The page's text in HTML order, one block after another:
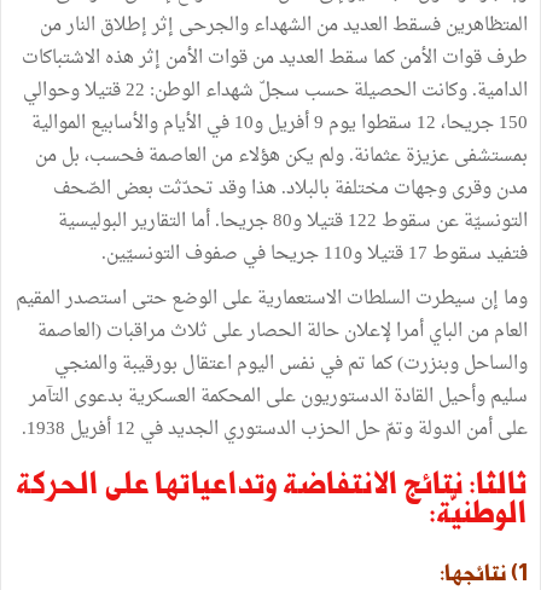
المتظاهرين فسقط العديد من الشهداء والجرحى إثر إطلاق النار من
طرف قوات الأمن كما سقط العديد من قوات الأمن إثر هذه الاشتباكات
الدامية. وكانت الحصيلة حسب سجلّ شهداء الوطن: 22 قتيلا وحوالي
150 جريحا، 12 سقطوا يوم 9 أفريل و10 في الأيام والأسابيع الموالية
بمستشفى عزيزة عثمانة. ولم يكن هؤلاء من العاصمة فحسب، بل من
مدن وقرى وجهات مختلفة بالبلاد. هذا وقد تحدّثت بعض الصّحف
التونسيّة عن سقوط 122 قتيلا و80 جريحا. أما التقارير البوليسية
فتفيد سقوط 17 قتيلا و110 جريحا في صفوف التونسيّين.
وما إن سيطرت السلطات الاستعمارية على الوضع حتى استصدر المقيم
العام من الباي أمرا لإعلان حالة الحصار على ثلاث مراقبات (العاصمة
والساحل وبنزرت) كما تم في نفس اليوم اعتقال بورقيبة والمنجي
سليم وأحيل القادة الدستوريون على المحكمة العسكرية بدعوى التآمر
على أمن الدولة وتمّ حل الحزب الدستوري الجديد في 12 أفريل 1938.
ثالثا: نتائج الانتفاضة وتداعياتها على الحركة
الوطنيّة:
1) نتائجها: